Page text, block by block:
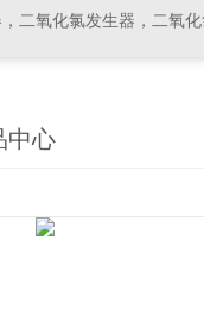
生器，二氧化氯投加器，缓释消毒器
中心